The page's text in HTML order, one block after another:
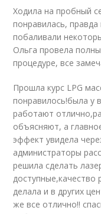
Ходила на пробный
понравилась,
побаливали
Ольга провела
процедуре, все
Прошла курс LPG
понравилось!была у
работают
объясняют, а
эффект увидела
администраторы
решила сделать
доступные,качество
делала и в других
же все отлично!!